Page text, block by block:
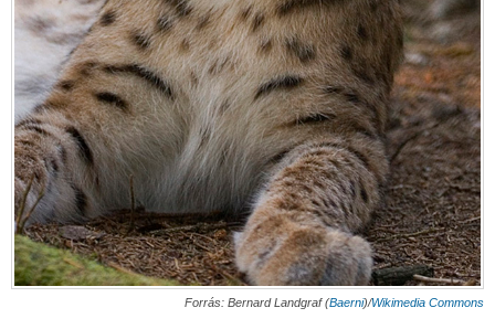
Forrás: Bernard Landgraf (Baerni)/Wikimedia Commons